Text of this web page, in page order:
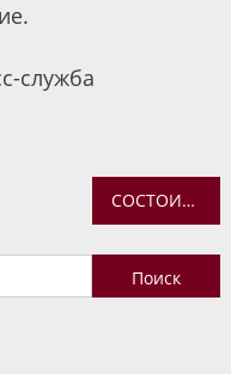
служба
СОСТОИТСЯ ВСТРЕЧА МОЛОДЕЖИ В ФЕОДОРОВСКОМ СОБОРЕ Г. ЯРОСЛАВЛЯ
Найти: